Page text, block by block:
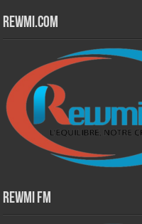
Rewmi.Com
Rewmi Fm